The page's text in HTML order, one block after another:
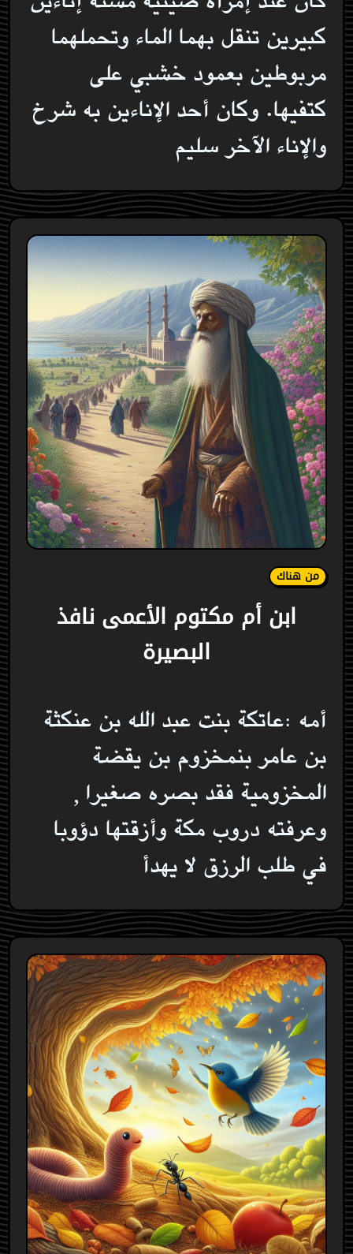
كبيرين تنقل بهما الماء وتحملهما
مربوطين بعمود خشبي على
كتفيها. وكان أحد الإناءين به شرخ
والإناء الآخر سليم
من هناك
ابن أم مكتوم الأعمى نافذ
البصيرة
أمه :عاتكة بنت عبد الله بن عنكثة
بن عامر بنمخزوم بن يقضة
المخزومية فقد بصره صغيرا ,
وعرفته دروب مكة وأزقتها دؤوبا
في طلب الرزق لا يهدأ